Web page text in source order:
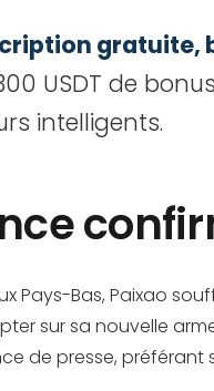
gratuite,
USDT de
intelligents.
Pays-Bas, Paixao
sur sa nouvelle
de presse,